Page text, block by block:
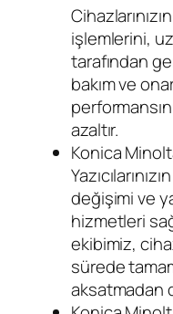
işlemlerini,
tarafından
bakım ve
azaltır.
Konica
değişimi ve
hizmetleri
ekibimiz,
sürede
aksatmadan